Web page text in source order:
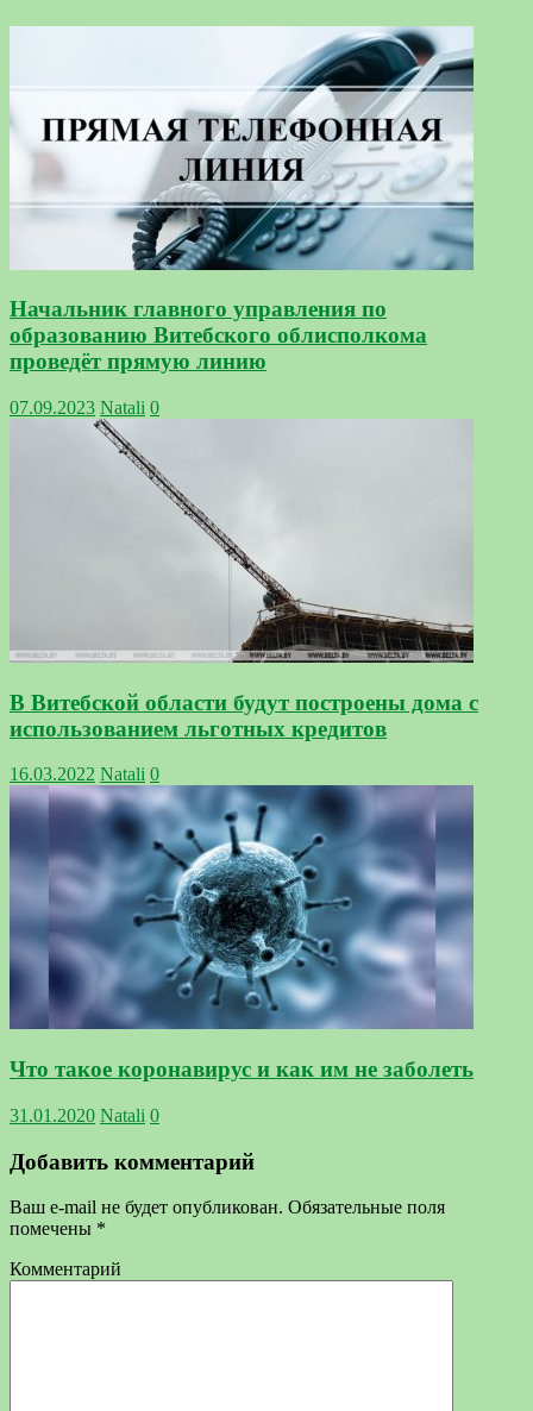
Начальник главного управления по
образованию Витебского облисполкома
проведёт прямую линию
07.09.2023 Natali 0
В Витебской области будут построены дома с
использованием льготных кредитов
16.03.2022 Natali 0
Что такое коронавирус и как им не заболеть
31.01.2020 Natali 0
Добавить комментарий
Ваш e-mail не будет опубликован. Обязательные поля
помечены *
Комментарий